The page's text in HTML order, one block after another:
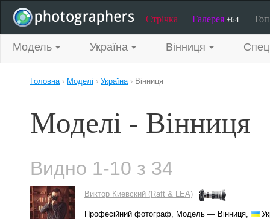
Стрічка Галерея +64
Модель Україна Вінниця
Головна› Моделі › Україна› Вінниця
Моделі - Вінниця
Видно 1-10 з 34
Виктор Киевский (Raft & LEA)
Професійний фотограф, Модель — Вінниця,